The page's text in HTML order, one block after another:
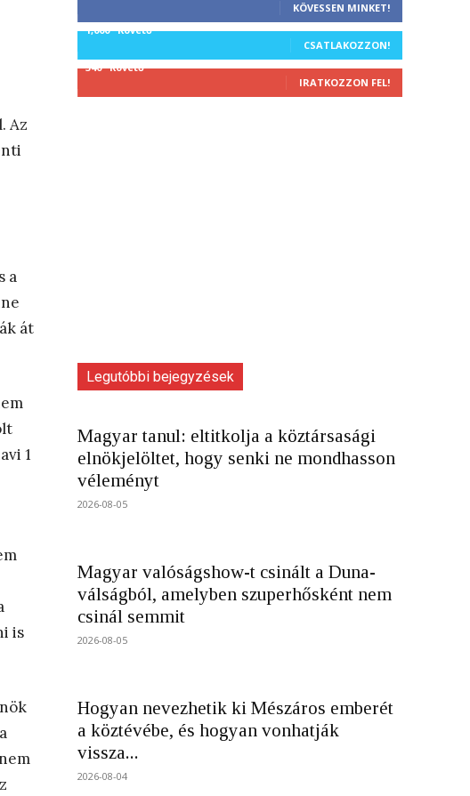
Az
a
át
1
is
KÖVESSEN MINKET!
1,000 Követő
CSATLAKOZZON!
340 Követő
IRATKOZZON FEL!
Legutóbbi bejegyzések
Magyar tanul: eltitkolja a köztársasági
elnökjelöltet, hogy senki ne mondhasson
véleményt
2026-08-05
Magyar valóságshow-t csinált a Duna-
válságból, amelyben szuperhősként nem
csinál semmit
2026-08-05
Hogyan nevezhetik ki Mészáros emberét
a köztévébe, és hogyan vonhatják
vissza...
2026-08-04